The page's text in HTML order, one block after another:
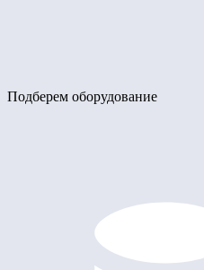
Подберем оборудование